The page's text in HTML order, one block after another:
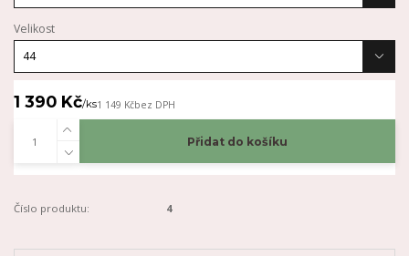
Velikost
1 390 Kč/ks1 149 Kčbez DPH
Přidat do košíku
Číslo produktu: 4